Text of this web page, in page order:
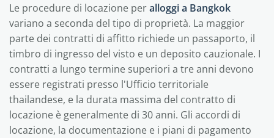
Le procedure di locazione peralloggi a Bangkok
variano a seconda del tipo di proprietà. La maggior
parte dei contratti di affitto richiede un passaporto, il
timbro di ingresso del visto e un deposito cauzionale. I
contratti a lungo termine superiori a tre anni devono
essere registrati presso l'Ufficio territoriale
thailandese, e la durata massima del contratto di
locazione è generalmente di 30 anni. Gli accordi di
locazione, la documentazione e i piani di pagamento